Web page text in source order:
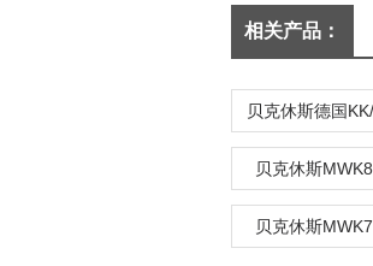
相关产品：
贝克休斯
贝克休斯